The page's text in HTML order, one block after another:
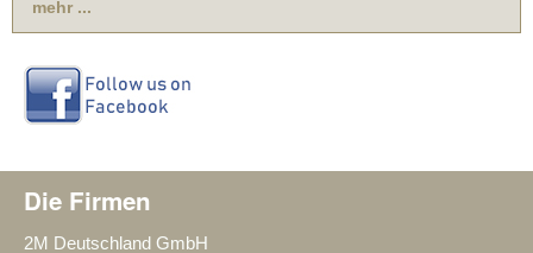
mehr ...
Die Firmen
2M Deutschland GmbH